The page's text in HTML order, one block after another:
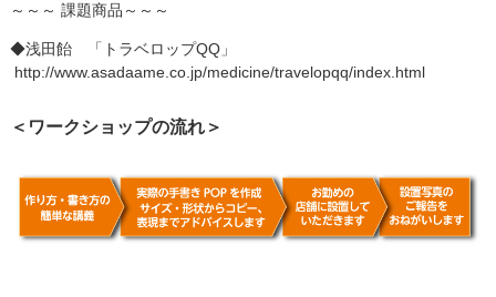
～～～ 課題商品～～～
◆浅田飴 「トラベロップQQ」
http://www.asadaame.co.jp/medicine/travelopqq/index.html
＜ワークショップの流れ＞